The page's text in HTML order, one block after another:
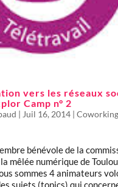
vers les réseaux
Camp n° 2
| Juil 16, 2014|
bénévole de la
mêlée numérique de
sommes 4 animateurs
sujets (topics) qui